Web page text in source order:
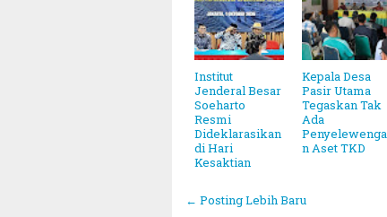
Institut
Jenderal Besar
Soeharto
Resmi
Dideklarasikan
di Hari
Kesaktian
Kepala Desa
Pasir Utama
Tegaskan Tak
Ada
Penyelewenga
n Aset TKD
← Posting Lebih Baru